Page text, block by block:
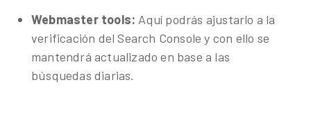
Webmaster tools: Aquí podrás ajustarlo a la
verificación del Search Console y con ello se
mantendrá actualizado en base a las
búsquedas diarias.